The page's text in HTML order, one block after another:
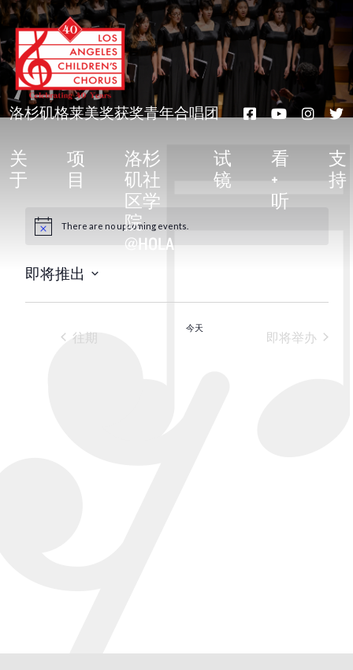
跳
转
至
正
洛杉矶格莱美奖获奖青年合唱团
关
于
项
目
洛杉
矶社
区学
院
@HOLA
试
镜
看
+
听
支
持
活动
通
There are no upcoming events.
即将推出
往期活动
今天
即将举办的活动